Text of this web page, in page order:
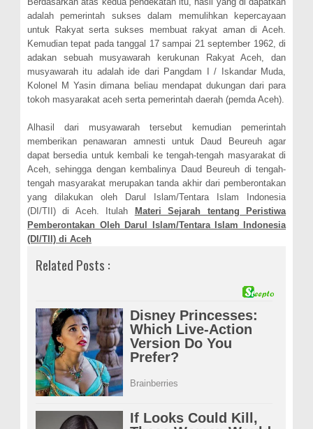
adalah pemerintah sukses dalam memulihkan kepercayaan
untuk Rakyat serta sukses membuat rakyat aman di Aceh.
Kemudian tepat pada tanggal 17 sampai 21 september 1962, di
adakan sebuah musyawarah kerukunan Rakyat Aceh, dan
musyawarah itu adalah ide dari Pangdam I / Iskandar Muda,
Kolonel M Yasin dimana beliau mendapat dukungan dari para
tokoh masyarakat aceh serta pemerintah daerah (pemda Aceh).
Alhasil dari musyawarah tersebut kemudian pemerintah
memberikan penawaran amnesti untuk Daud Beureuh agar
dapat bersedia untuk kembali ke tengah-tengah masyarakat di
Aceh, sehingga dengan kembalinya Daud Beureuh di tengah-
tengah masyarakat merupakan tanda akhir dari pemberontakan
yang dilakukan oleh Darul Islam/Tentara Islam Indonesia
(DI/TII) di Aceh. Itulah
Materi Sejarah tentang Peristiwa
Pemberontakan Oleh Darul Islam/Tentara Islam Indonesia
(DI/TII) di Aceh
Related Posts :